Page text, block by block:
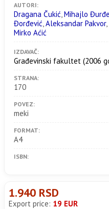
AUTORI:
Dragana Čukić,Mihajlo
Đorđević,Aleksandar Pakvor,
Mirko Aćić
IZDAVAČ:
Građevinski fakultet (2006
STRANA:
170
POVEZ:
meki
FORMAT:
A4
ISBN:
1.940 RSD
Export price: 19 EUR